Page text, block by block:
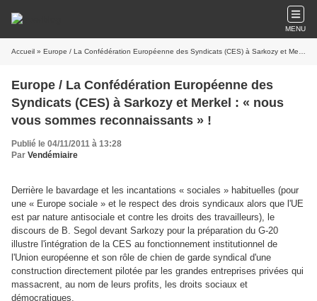
MENU
Accueil » Europe / La Confédération Européenne des Syndicats (CES) à Sarkozy et Merkel : « nous vous sommes reconnaissants » !
Europe / La Confédération Européenne des
Syndicats (CES) à Sarkozy et Merkel : « nous
vous sommes reconnaissants » !
Publié le 04/11/2011 à 13:28
Par Vendémiaire
Derrière le bavardage et les incantations « sociales » habituelles (pour
une « Europe sociale » et le respect des drois syndicaux alors que l'UE
est par nature antisociale et contre les droits des travailleurs), le
discours de B. Segol devant Sarkozy pour la préparation du G-20
illustre l'intégration de la CES au fonctionnement institutionnel de
l'Union européenne et son rôle de chien de garde syndical d'une
construction directement pilotée par les grandes entreprises privées qui
massacrent, au nom de leurs profits, les droits sociaux et
démocratiques.